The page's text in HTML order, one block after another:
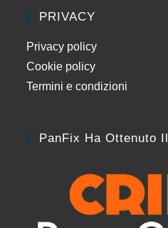
PRIVACY
Privacy policy
Cookie policy
Termini e condizioni
PanFix Ha Ottenuto Il